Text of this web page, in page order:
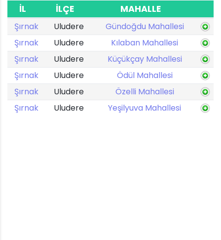
İL İLÇE MAHALLE
Şırnak Uludere
Gündoğdu Mahallesi
Şırnak
Uludere
Kılaban Mahallesi
Şırnak
Uludere
Küçükçay Mahallesi
Şırnak
Uludere
Ödül Mahallesi
Şırnak
Uludere
Özelli Mahallesi
Şırnak
Uludere Yeşilyuva Mahallesi